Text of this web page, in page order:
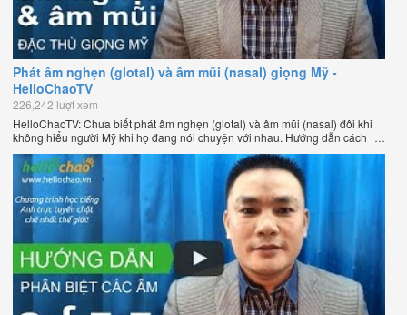
Phát âm nghẹn (glotal) và âm mũi (nasal) giọng Mỹ -
HelloChaoTV
226,242 lượt xem
HelloChaoTV: Chưa biết phát âm nghẹn (glotal) và âm mũi (nasal) đôi khi
không hiểu người Mỹ khi họ đang nói chuyện với nhau. Hướng dẫn cách
phát âm tiếng Anh giọng Mỹ theo phương pháp đọc tách ghép âm đặc biệt
của thầy Phạm Việt Thắng, đồng sáng lập HelloChao.vn - Chương trình
dạy tiếng Anh trực tuyến chặt chẽ nhất thế giới.